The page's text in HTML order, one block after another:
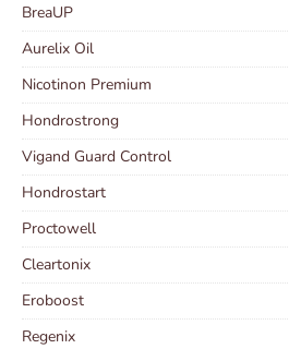
BreaUP
Aurelix Oil
Nicotinon Premium
Hondrostrong
Vigand Guard Control
Hondrostart
Proctowell
Cleartonix
Eroboost
Regenix